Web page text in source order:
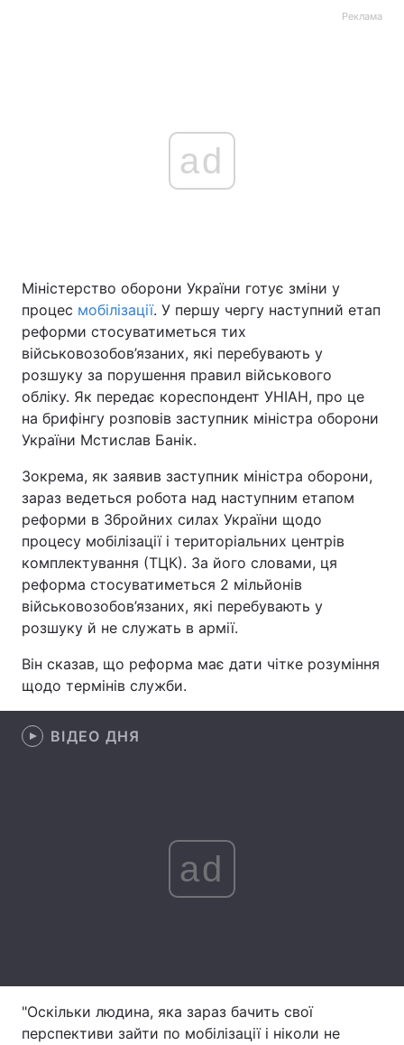
Україна Політика
Економіка Світ
Спорт Наука
Техно і зв'язок Лайт
Здоров'я Туризм
Цікавинки Погода
Лонгріди
Відео з Youtube Статті
Інтерв'ю Думки
Архів
Тема оформлення
Реклама
ad
Міністерство оборони України готує зміни у
процес мобілізації. У першу чергу наступний етап
реформи стосуватиметься тих
військовозобов’язаних, які перебувають у
розшуку за порушення правил військового
обліку. Як передає кореспондент УНІАН, про це
на брифінгу розповів заступник міністра оборони
України Мстислав Банік.
Зокрема, як заявив заступник міністра оборони,
зараз ведеться робота над наступним етапом
реформи в Збройних силах України щодо
процесу мобілізації і територіальних центрів
комплектування (ТЦК). За його словами, ця
реформа стосуватиметься 2 мільйонів
військовозобов’язаних, які перебувають у
розшуку й не служать в армії.
Він сказав, що реформа має дати чітке розуміння
щодо термінів служби.
ВІДЕО ДНЯ
ad
"Оскільки людина, яка зараз бачить свої
перспективи зайти по мобілізації і ніколи не